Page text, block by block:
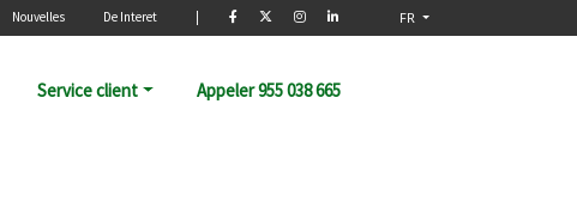
Nouvelles De Interet FR
Service client Appeler 955 038 665